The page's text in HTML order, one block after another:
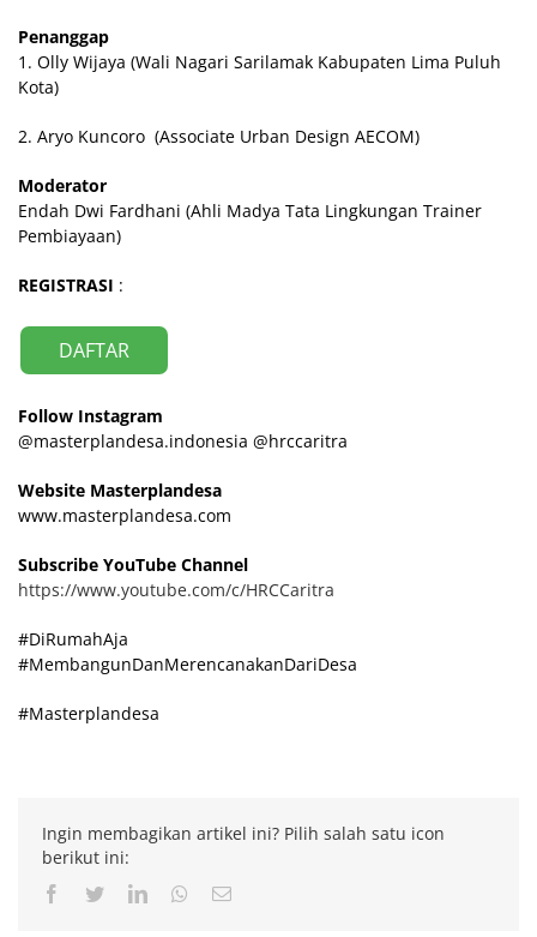
Penanggap
1. Olly Wijaya (Wali Nagari Sarilamak Kabupaten Lima Puluh
Kota)
2. Aryo Kuncoro (Associate Urban Design AECOM)
Moderator
Endah Dwi Fardhani (Ahli Madya Tata Lingkungan Trainer
Pembiayaan)
REGISTRASI :
DAFTAR
Follow Instagram
@masterplandesa.indonesia @hrccaritra
Website Masterplandesa
www.masterplandesa.com
Subscribe YouTube Channel
https://www.youtube.com/c/HRCCaritra
#DiRumahAja
#MembangunDanMerencanakanDariDesa
#Masterplandesa
Ingin membagikan artikel ini? Pilih salah satu icon
berikut ini:
Facebook
TwitterLinkedInWhatsapp
Email